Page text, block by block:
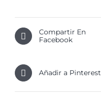
Compartir En
Facebook
Añadir a Pinterest